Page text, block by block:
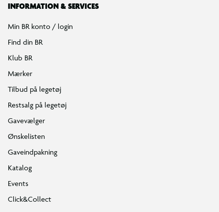
INFORMATION & SERVICES
Min BR konto / login
Find din BR
Klub BR
Mærker
Tilbud på legetøj
Restsalg på legetøj
Gavevælger
Ønskelisten
Gaveindpakning
Katalog
Events
Click&Collect